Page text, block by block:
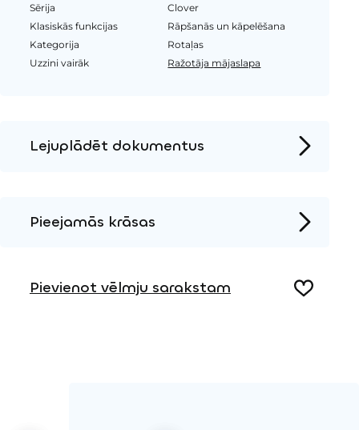
Sērija
Clover
Klasiskās funkcijas
Rāpšanās un kāpelēšana
Kategorija
Rotaļas
Uzzini vairāk
Ražotāja mājaslapa
Lejuplādēt dokumentus
2D DWG – Sānu skats
3D DWG
Pieejamās krāsas
Pievienot vēlmju sarakstam